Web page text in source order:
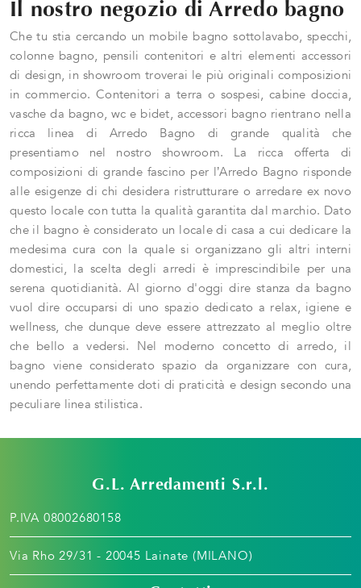
Il nostro negozio di Arredo bagno
Che tu stia cercando un mobile bagno sottolavabo, specchi,
colonne bagno, pensili contenitori e altri elementi accessori
di design, in showroom troverai le più originali composizioni
in commercio. Contenitori a terra o sospesi, cabine doccia,
vasche da bagno, wc e bidet, accessori bagno rientrano nella
ricca linea di Arredo Bagno di grande qualità che
presentiamo nel nostro showroom. La ricca offerta di
composizioni di grande fascino per l’Arredo Bagno risponde
alle esigenze di chi desidera ristrutturare o arredare ex novo
questo locale con tutta la qualità garantita dal marchio. Dato
che il bagno è considerato un locale di casa a cui dedicare la
medesima cura con la quale si organizzano gli altri interni
domestici, la scelta degli arredi è imprescindibile per una
serena quotidianità. Al giorno d'oggi dire stanza da bagno
vuol dire occuparsi di uno spazio dedicato a relax, igiene e
wellness, che dunque deve essere attrezzato al meglio oltre
che bello a vedersi. Nel moderno concetto di arredo, il
bagno viene considerato spazio da organizzare con cura,
unendo perfettamente doti di praticità e design secondo una
peculiare linea stilistica.
G.L. Arredamenti S.r.l.
P.IVA 08002680158
Via Rho 29/31 - 20045 Lainate (MILANO)